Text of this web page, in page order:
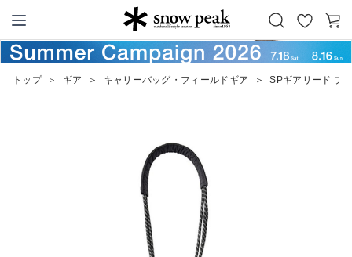
Snow Peak
お
気
カ
ー
トップ ＞ ギア ＞ キャリーバッグ・フィールドギア ＞ SPギアリード ブ